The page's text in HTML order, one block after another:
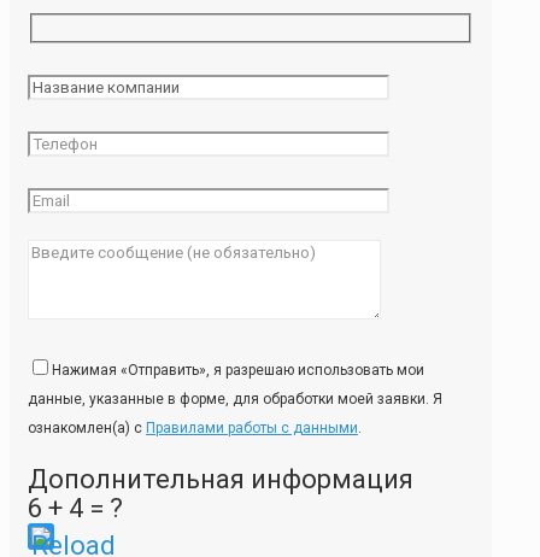
Нажимая «Отправить», я разрешаю использовать мои
данные, указанные в форме, для обработки моей заявки. Я
ознакомлен(а) с Правилами работы с данными.
Дополнительная информация
6 + 4 = ?